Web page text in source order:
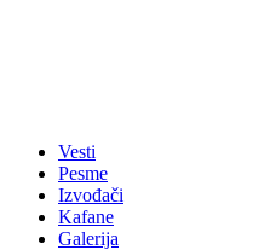
Vesti
Pesme
Izvođači
Kafane
Galerija